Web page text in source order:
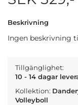
Beskrivning
Ingen beskrivning
Tillgänglighet:
10 - 14 dagar
Kollektion:
Volleyboll